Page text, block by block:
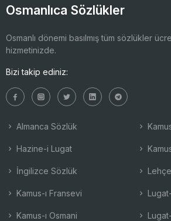
Osmanlıca Sözlükler
Osmanlı dönemi basılmış tüm sözlükler
hizmetinizde.
Bizi takip ediniz:
Almanca Sözlük
Hazine-i Lugat
İngilizce Sözlük
Kamus-ı Fransevi
Kamus-ı Osmani